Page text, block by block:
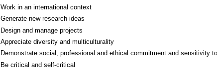
Work in an international context
Generate new research ideas
Design and manage projects
Appreciate diversity and multiculturality
Demonstrate social, professional and ethical commitment and sensitivity
Be critical and self-critical